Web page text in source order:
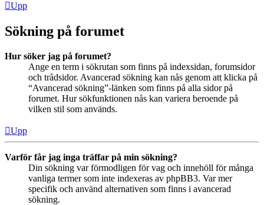
Upp
Sökning på forumet
Hur söker jag på forumet?
Ange en term i sökrutan som finns på indexsidan, forumsidor
och trådsidor. Avancerad sökning kan nås genom att klicka på
“Avancerad sökning”-länken som finns på alla sidor på
forumet. Hur sökfunktionen nås kan variera beroende på
vilken stil som används.
Upp
Varför får jag inga träffar på min sökning?
Din sökning var förmodligen för vag och innehöll för många
vanliga termer som inte indexeras av phpBB3. Var mer
specifik och använd alternativen som finns i avancerad
sökning.